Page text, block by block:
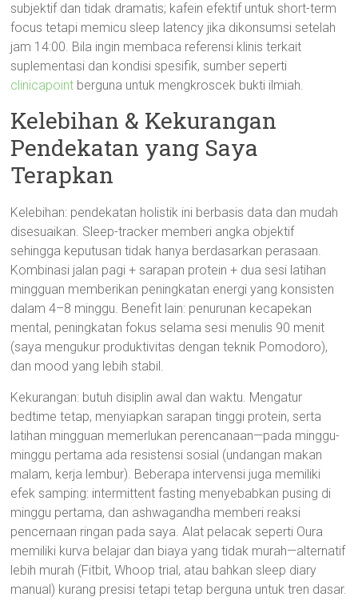
subjektif dan tidak dramatis; kafein efektif untuk short-term
focus tetapi memicu sleep latency jika dikonsumsi setelah
jam 14:00. Bila ingin membaca referensi klinis terkait
suplementasi dan kondisi spesifik, sumber seperti
clinicapoint berguna untuk mengkroscek bukti ilmiah.
Kelebihan & Kekurangan
Pendekatan yang Saya
Terapkan
Kelebihan: pendekatan holistik ini berbasis data dan mudah
disesuaikan. Sleep-tracker memberi angka objektif
sehingga keputusan tidak hanya berdasarkan perasaan.
Kombinasi jalan pagi + sarapan protein + dua sesi latihan
mingguan memberikan peningkatan energi yang konsisten
dalam 4–8 minggu. Benefit lain: penurunan kecapekan
mental, peningkatan fokus selama sesi menulis 90 menit
(saya mengukur produktivitas dengan teknik Pomodoro),
dan mood yang lebih stabil.
Kekurangan: butuh disiplin awal dan waktu. Mengatur
bedtime tetap, menyiapkan sarapan tinggi protein, serta
latihan mingguan memerlukan perencanaan—pada minggu-
minggu pertama ada resistensi sosial (undangan makan
malam, kerja lembur). Beberapa intervensi juga memiliki
efek samping: intermittent fasting menyebabkan pusing di
minggu pertama, dan ashwagandha memberi reaksi
pencernaan ringan pada saya. Alat pelacak seperti Oura
memiliki kurva belajar dan biaya yang tidak murah—alternatif
lebih murah (Fitbit, Whoop trial, atau bahkan sleep diary
manual) kurang presisi tetapi tetap berguna untuk tren dasar.